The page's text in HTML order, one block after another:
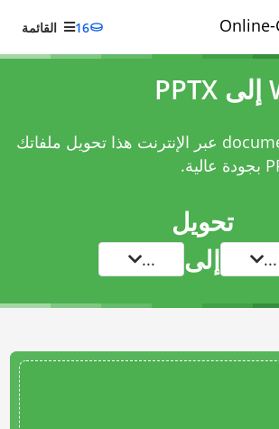
16 القائمة
يتيح لك محوّل document عبر الإنترنت هذا تحويل ملفاتك
تحويل
... إلى ...